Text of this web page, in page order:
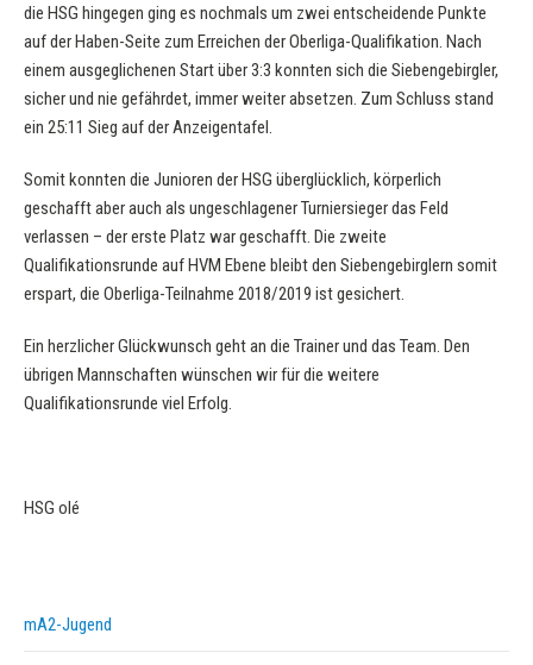
die HSG hingegen ging es nochmals um zwei entscheidende Punkte
auf der Haben-Seite zum Erreichen der Oberliga-Qualifikation. Nach
einem ausgeglichenen Start über 3:3 konnten sich die Siebengebirgler,
sicher und nie gefährdet, immer weiter absetzen. Zum Schluss stand
ein 25:11 Sieg auf der Anzeigentafel.
Somit konnten die Junioren der HSG überglücklich, körperlich
geschafft aber auch als ungeschlagener Turniersieger das Feld
verlassen – der erste Platz war geschafft. Die zweite
Qualifikationsrunde auf HVM Ebene bleibt den Siebengebirglern somit
erspart, die Oberliga-Teilnahme 2018/2019 ist gesichert.
Ein herzlicher Glückwunsch geht an die Trainer und das Team. Den
übrigen Mannschaften wünschen wir für die weitere
Qualifikationsrunde viel Erfolg.
HSG olé
mA2-Jugend